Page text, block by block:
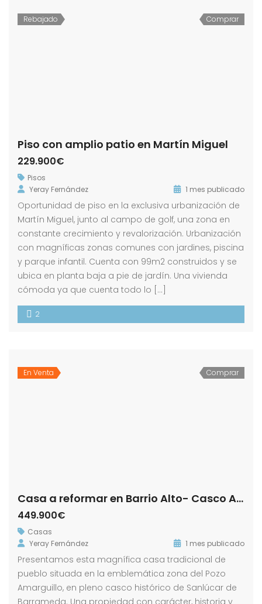
Rebajado Comprar
Piso con amplio patio en Martín Miguel
229.900€
Pisos
Yeray Fernández
1 mes publicado
Oportunidad de piso en la exclusiva urbanización de
Martín Miguel, junto al campo de golf, una zona en
constante crecimiento y revalorización. Urbanización
con magníficas zonas comunes con jardines, piscina
y parque infantil. Cuenta con 99m2 construidos y se
ubica en planta baja a pie de jardín. Una vivienda
cómoda ya que cuenta todo lo […]
2
En Venta Comprar
Casa a reformar en Barrio Alto- Casco Antiguo
449.900€
Casas
Yeray Fernández
1 mes publicado
Presentamos esta magnífica casa tradicional de
pueblo situada en la emblemática zona del Pozo
Amarguillo, en pleno casco histórico de Sanlúcar de
Barrameda. Una propiedad con carácter, historia y